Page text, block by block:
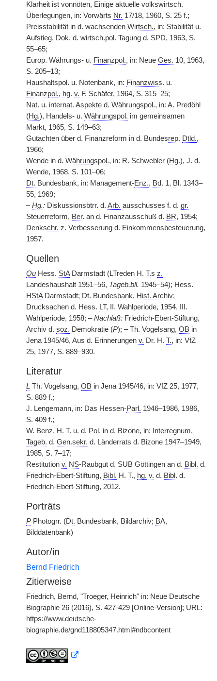
Klarheit ist vonnöten, Einige aktuelle volkswirtsch.
Überlegungen, in: Vorwärts Nr. 17/18, 1960, S. 25 f.;
Preisstabilität in d. wachsenden Wirtsch., in: Stabilität u.
Aufstieg, Dok. d. wirtsch.pol. Tagung d. SPD, 1963, S.
55–65;
Europ. Währungs- u. Finanzpol., in: Neue Ges. 10, 1963,
S. 205–13;
Haushaltspol. u. Notenbank, in: Finanzwiss. u.
Finanzpol., hg. v. F. Schäfer, 1964, S. 315–25;
Nat. u. internat. Aspekte d. Währungspol., in: A. Predöhl
(Hg.), Handels- u. Währungspol. im gemeinsamen
Markt, 1965, S. 149–63;
Gutachten über d. Finanzreform in d. Bundesrep. Dtld.,
1966;
Wende in d. Währungspol., in: R. Schwebler (Hg.), J. d.
Wende, 1968, S. 101–06;
Dt. Bundesbank, in: Management-Enz., Bd. 1, Bl. 1343–
55, 1969;
–Hg.: Diskussionsbtrr. d. Arb. ausschusses f. d. gr.
Steuerreform, Ber. an d. Finanzausschuß d. BR, 1954;
Denkschr. z. Verbesserung d. Einkommensbesteuerung,
1957.
Quellen
Qu Hess. StADarmstadt (LTreden H. T.s z.
Landeshaushalt 1951–56, Tageb.bll. 1945–54); Hess.
HStADarmstadt; Dt. Bundesbank, Hist. Archiv;
Drucksachen d. Hess. LT, II. Wahlperiode, 1954, III.
Wahlperiode, 1958; –Nachlaß: Friedrich-Ebert-Stiftung,
Archiv d. soz. Demokratie (P); –Th. Vogelsang, OB in
Jena 1945/46, Aus d. Erinnerungen v. Dr. H. T., in: VfZ
25, 1977, S. 889–930.
Literatur
L Th. Vogelsang, OB in Jena 1945/46, in: VfZ 25, 1977,
S. 889 f.;
J. Lengemann, in: Das Hessen-Parl. 1946–1986, 1986,
S. 409 f.;
W. Benz, H. T. u. d. Pol. in d. Bizone, in: Interregnum,
Tageb. d. Gen.sekr. d. Länderrats d. Bizone 1947–1949,
1985, S. 7–17;
Restitution v. NS-Raubgut d. SUB Göttingen an d. Bibl. d.
Friedrich-Ebert-Stiftung, Bibl. H. T., hg. v. d. Bibl. d.
Friedrich-Ebert-Stiftung, 2012.
Porträts
P Photogrr. (Dt. Bundesbank, Bildarchiv; BA,
Bilddatenbank)
Autor/in
Bernd Friedrich
Zitierweise
Friedrich, Bernd, "Troeger, Heinrich" in: Neue Deutsche
Biographie 26 (2016), S. 427-429 [Online-Version]; URL:
https://www.deutsche-
biographie.de/gnd118805347.html#ndbcontent